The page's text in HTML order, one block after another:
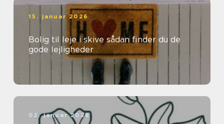
15. januar 2026
Bolig til leje i skive sådan finder du de
gode lejligheder
02. januar 2026